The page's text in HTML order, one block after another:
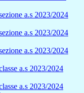
a.s 2023/2024
a.s 2023/2024
a.s 2023/2024
a.s 2023/2024
a.s 2023/2024